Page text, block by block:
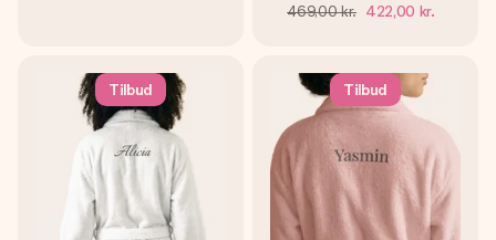
469,00 kr. 422,00 kr.
Tilbud Tilbud